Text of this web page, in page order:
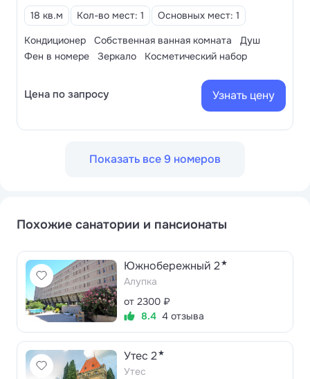
18 кв.м Кол-во мест: 1
Основных мест: 1
Кондиционер
Собственная ванная комната
Душ
Фен в номере
Зеркало Косметический набор
Цена по запросу Узнать цену
Показать все 9 номеров
Похожие санатории и пансионаты
Южнобережный 2★
Алупка
от 2300 ₽
8.4 4 отзыва
Утес 2★
Утес